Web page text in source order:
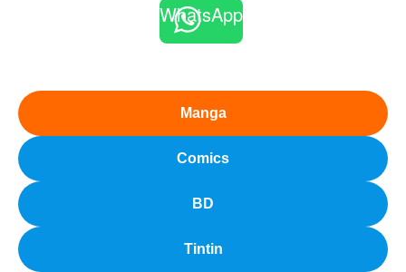
WhatsApp
Manga
Comics
BD
Tintin